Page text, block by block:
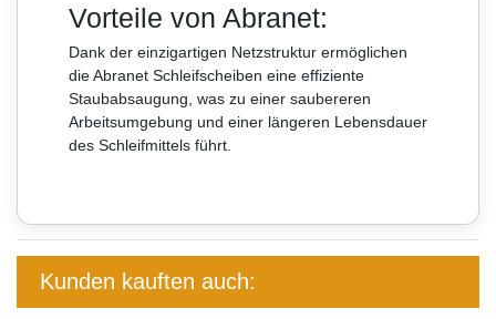
Vorteile von Abranet:
Dank der einzigartigen Netzstruktur ermöglichen
die Abranet Schleifscheiben eine effiziente
Staubabsaugung, was zu einer saubereren
Arbeitsumgebung und einer längeren Lebensdauer
des Schleifmittels führt.
Kunden kauften auch: